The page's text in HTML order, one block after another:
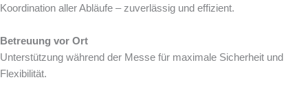
Koordination aller Abläufe – zuverlässig und effizient.
Betreuung vor Ort
Unterstützung während der Messe für maximale Sicherheit und
Flexibilität.